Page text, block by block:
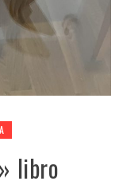
libro